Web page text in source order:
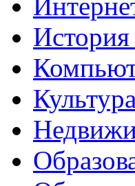
История
Культура